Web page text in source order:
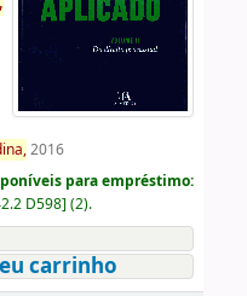
2016
para empréstimo:
D598] (2).
carrinho